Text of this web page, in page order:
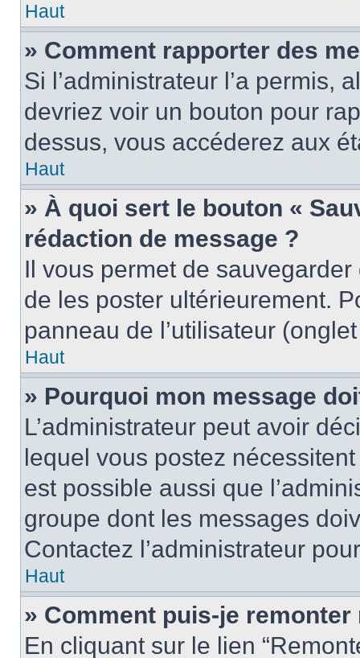
Haut
» Comment rapporter des
Si l’administrateur l’a permis,
devriez voir un bouton pour
dessus, vous accéderez aux
Haut
» À quoi sert le bouton «
rédaction de message ?
Il vous permet de
de les poster ultérieurement.
panneau de l’utilisateur
Haut
» Pourquoi mon message
L’administrateur peut avoir
lequel vous postez
est possible aussi que
groupe dont les messages
Contactez l’administrateur
Haut
» Comment puis-je
En cliquant sur le lien